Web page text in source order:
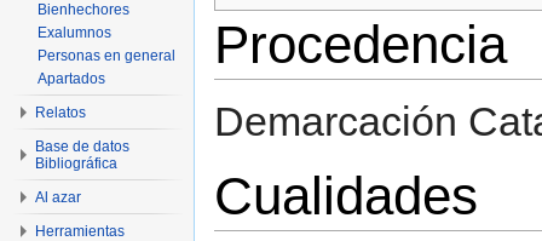
Procedencia
Demarcación
Cualidades
Bienhechores
Exalumnos
Personas en general
Apartados
Relatos
Base de datos
Bibliográfica
Al azar
Herramientas